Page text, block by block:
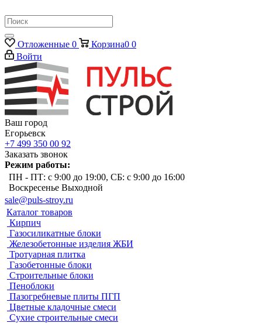
Отложенные 0 Корзина0 0
Войти
Ваш город
Егорьевск
+7 499 350 00 92
Заказать звонок
Режим работы:
ПН - ПТ: с 9:00 до 19:00, СБ: с 9:00 до 16:00
Воскресенье Выходной
sale@puls-stroy.ru
Каталог товаров
Кирпич
Газосиликатные блоки
Железобетонные изделия ЖБИ
Тротуарная плитка
Газобетонные блоки
Строительные блоки
Пеноблоки
Пазогребневые плиты ПГП
Цветные кладочные смеси
Сухие строительные смеси